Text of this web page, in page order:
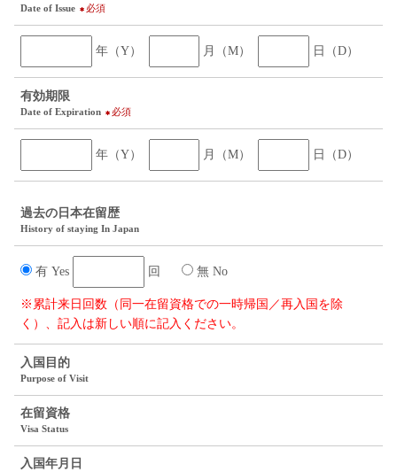
Date of Issue 必須
年（Y） 月（M） 日（D）
有効期限
Date of Expiration 必須
年（Y） 月（M） 日（D）
過去の 日本在留歴
History of staying In Japan
有 Yes 回 無 No
※累計来日回数（同一在留資格での一時帰国／再入国を除
く）、記入は新しい順に記入ください。
入国目的
Purpose of Visit
在留資格
Visa Status
入国年月日